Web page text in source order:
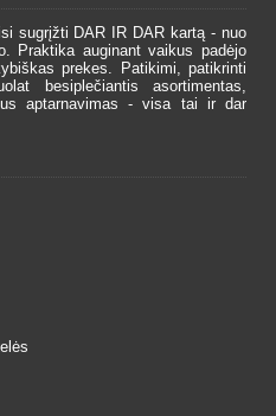
sugrįžti DAR IR DAR kartą - nuo
Praktika auginant vaikus padėjo
prekes. Patikimi, patikrinti
besiplečiantis asortimentas,
aptarnavimas - visa tai ir dar